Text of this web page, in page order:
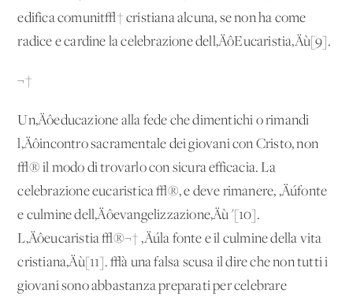
edifica comunit√† cristiana alcuna, se non ha come
radice e cardine la celebrazione dell‚ÄôEucaristia‚Äù[9].
¬†
Un‚Äôeducazione alla fede che dimentichi o rimandi
l‚Äôincontro sacramentale dei giovani con Cristo, non
√® il modo di trovarlo con sicura efficacia. La
celebrazione eucaristica √®, e deve rimanere, ‚Äúfonte
e culmine dell‚Äôevangelizzazione‚Äù"[10].
L‚Äôeucaristia √®¬† ‚Äúla fonte e il culmine della vita
cristiana‚Äù[11]. √à una falsa scusa il dire che non tutti i
giovani sono abbastanza preparati per celebrare